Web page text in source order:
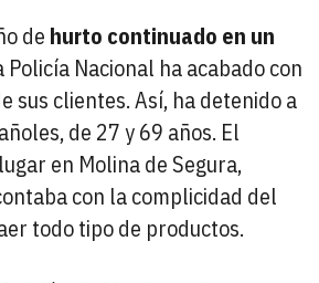
de hurto continuado en un
Policía Nacional ha acabado con
sus clientes. Así, ha detenido a
de 27 y 69 años. El
en Molina de Segura,
con la complicidad del
todo tipo de productos.